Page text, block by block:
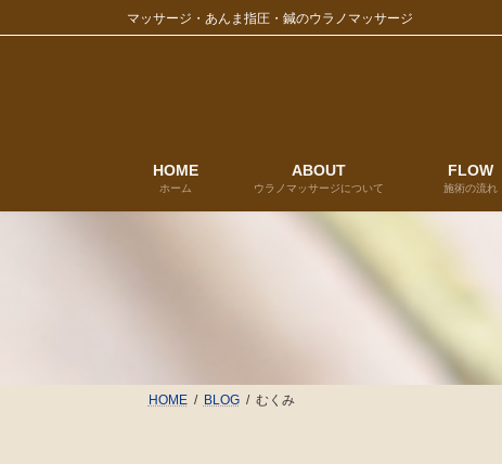
ン
プ
ビ
動
マッサージ・あんま指圧・鍼のウラノマッサージ
HOME
ホーム
ABOUT
ウラノマッサージについて
FLOW
施術の流れ
HOME BLOG むくみ